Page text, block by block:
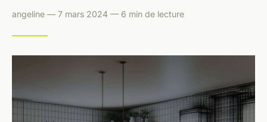
angeline — 7 mars 2024 — 6 min de lecture